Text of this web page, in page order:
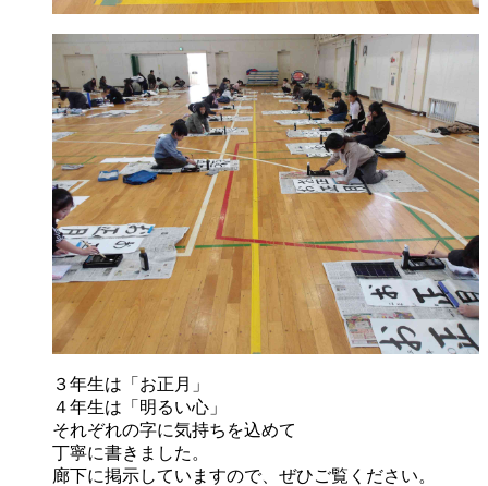
３年生は「お正月」
４年生は「明るい心」
それぞれの字に気持ちを込めて
丁寧に書きました。
廊下に掲示していますので、ぜひご覧ください。